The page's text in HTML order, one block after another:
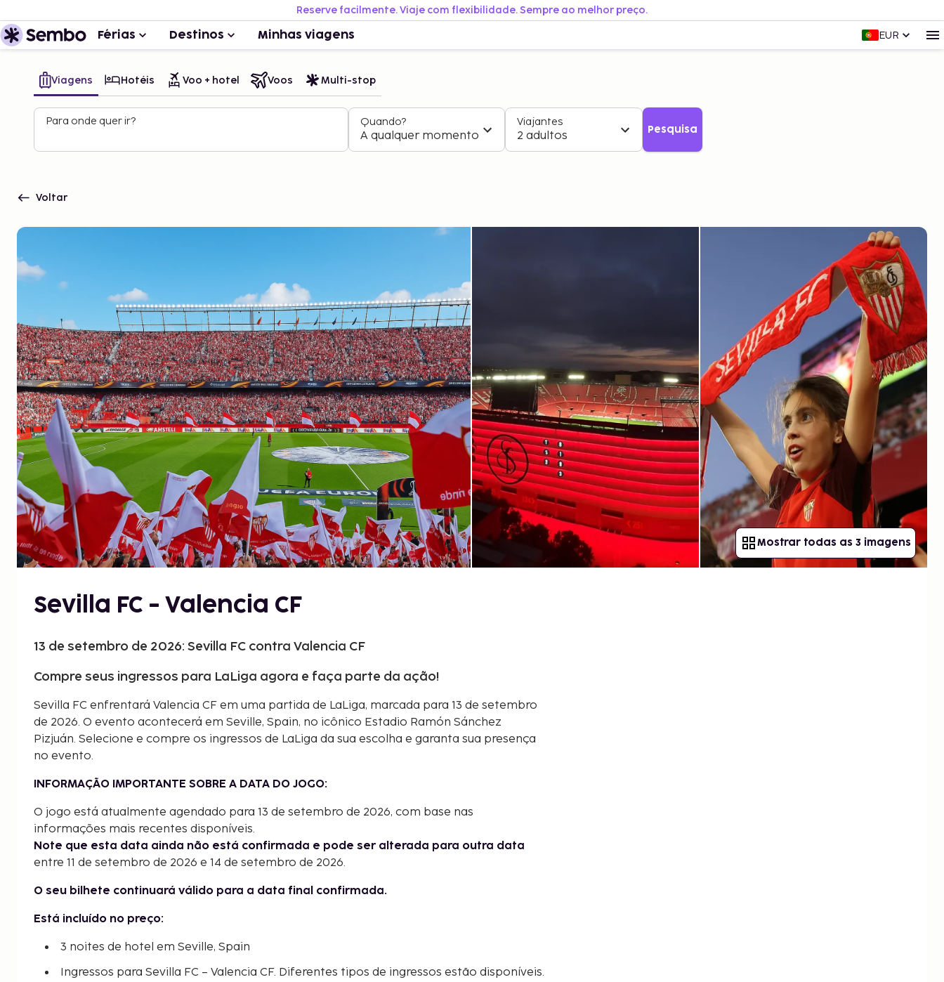
Reserve facilmente. Viaje com flexibilidade. Sempre ao melhor preço.
Férias Destinos Minhas viagens EUR
Viagens Hotéis Voo + hotel Voos Multi-stop
Para onde quer ir? Quando?
A qualquer momento
Viajantes
2 adultos Pesquisa
Voltar
Mostrar todas as 3 imagens
Sevilla FC - Valencia CF
13 de setembro de 2026: Sevilla FC contra Valencia CF
Compre seus ingressos para LaLiga agora e faça parte da ação!
Sevilla FC enfrentará Valencia CF em uma partida de LaLiga, marcada para 13 de setembro
de 2026. O evento acontecerá em Seville, Spain, no icônico Estadio Ramón Sánchez
Pizjuán. Selecione e compre os ingressos de LaLiga da sua escolha e garanta sua presença
no evento.
INFORMAÇÃO IMPORTANTE SOBRE A DATA DO JOGO:
O jogo está atualmente agendado para 13 de setembro de 2026, com base nas
informações mais recentes disponíveis.
Note que esta data ainda não está confirmada e pode ser alterada para outra data
entre 11 de setembro de 2026 e 14 de setembro de 2026.
O seu bilhete continuará válido para a data final confirmada.
Está incluído no preço:
3 noites de hotel em Seville, Spain
Ingressos para Sevilla FC – Valencia CF. Diferentes tipos de ingressos estão disponíveis.